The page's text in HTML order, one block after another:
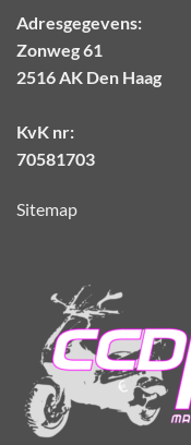
Adresgegevens:
Zonweg 61
2516 AK Den Haag
KvK nr:
70581703
Sitemap